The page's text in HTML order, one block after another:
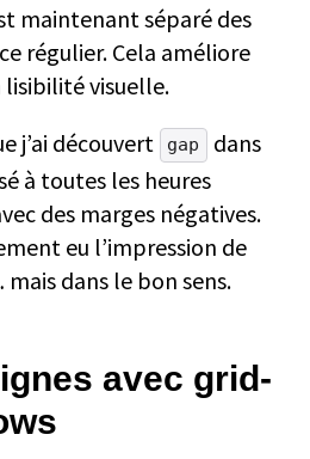
maintenant séparé des
régulier. Cela améliore
visuelle.
j’ai découvert
gap
dans
à toutes les heures
des marges négatives.
eu l’impression de
dans le bon sens.
avec grid-